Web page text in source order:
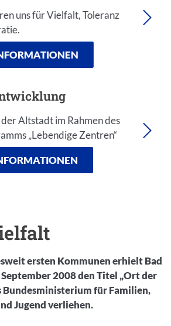
uns für Vielfalt, Toleranz
Altstadt im Rahmen des
„Lebendige Zentren“
ersten Kommunen erhielt Bad
2008 den Titel „Ort der
Bundesministerium für Familien,
Jugend verliehen.